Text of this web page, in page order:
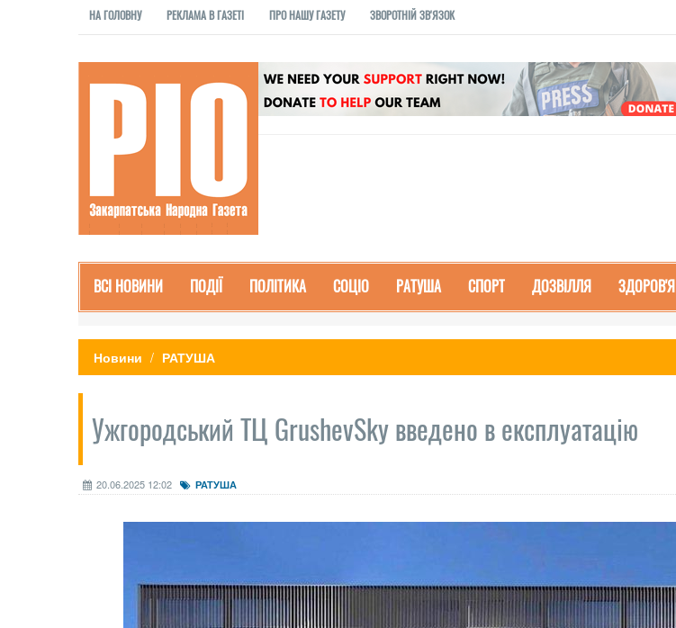
НА ГОЛОВНУ РЕКЛАМА В ГАЗЕТІ ПРО НАШУ ГАЗЕТУ ЗВОРОТНІЙ ЗВ'ЯЗОК
ВСІ НОВИНИ ПОДІЇ ПОЛІТИКА СОЦІО РАТУША СПОРТ ДОЗВІЛЛЯ ЗДОРОВ'Я
Новини РАТУША
Ужгородський ТЦ GrushevSky введено в експлуатацію
20.06.2025 12:02 РАТУША